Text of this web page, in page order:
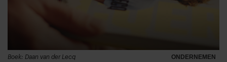
ONDERNEMEN
Boek: Daan van der Lecq